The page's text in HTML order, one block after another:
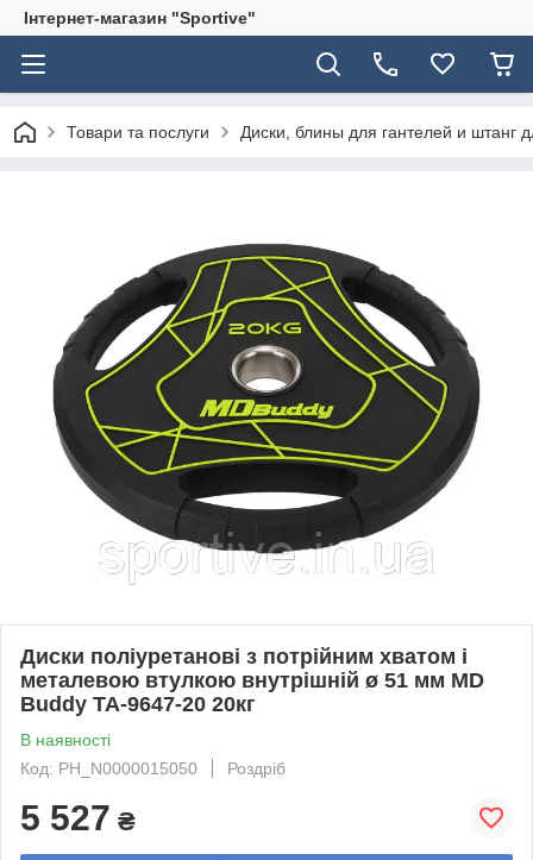
Інтернет-магазин "Sportive"
Товари та послуги Диски, блины для гантелей и штанг
Диски поліуретанові з потрійним хватом і
металевою втулкою внутрішній ø 51 мм MD
Buddy TA-9647-20 20кг
В наявності
Код: PH_N0000015050
Роздріб
5 527 ₴